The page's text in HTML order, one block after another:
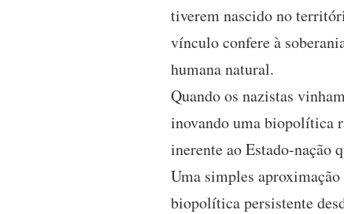
tiverem nascido no
vínculo confere à
humana natural.
Quando os nazistas
inovando uma biopolítica
inerente ao Estado-nação
Uma simples
biopolítica persistente